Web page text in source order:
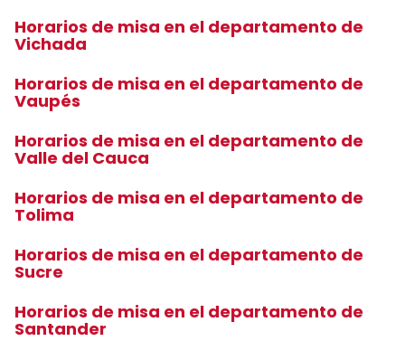
Horarios de misa en el departamento de
Vichada
Horarios de misa en el departamento de
Vaupés
Horarios de misa en el departamento de
Valle del Cauca
Horarios de misa en el departamento de
Tolima
Horarios de misa en el departamento de
Sucre
Horarios de misa en el departamento de
Santander